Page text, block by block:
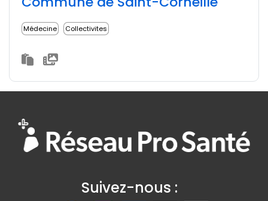
Médecine Collectivites
Suivez-nous :